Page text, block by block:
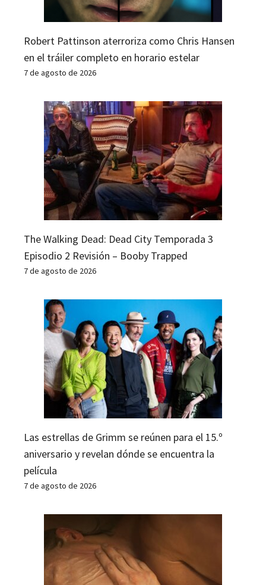
Robert Pattinson aterroriza como Chris Hansen
en el tráiler completo en horario estelar
7 de agosto de 2026
The Walking Dead: Dead City Temporada 3
Episodio 2 Revisión – Booby Trapped
7 de agosto de 2026
Las estrellas de Grimm se reúnen para el 15.º
aniversario y revelan dónde se encuentra la
película
7 de agosto de 2026